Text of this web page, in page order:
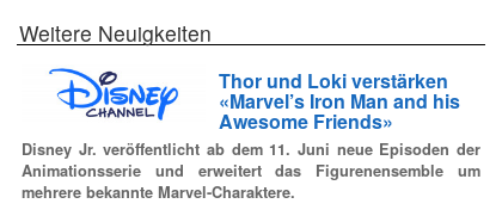
Weitere Neuigkeiten
Thor und Loki verstärken
«Marvel’s Iron Man and his
Awesome Friends»
Disney Jr. veröffentlicht ab dem 11. Juni neue Episoden der
Animationsserie und erweitert das Figurenensemble um
mehrere bekannte Marvel-Charaktere.